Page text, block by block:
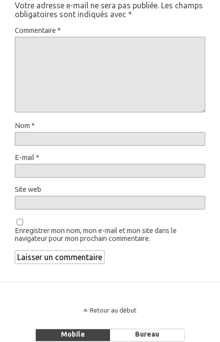
Votre adresse e-mail ne sera pas publiée. Les champs
obligatoires sont indiqués avec *
Commentaire *
Nom *
E-mail *
Site web
Enregistrer mon nom, mon e-mail et mon site dans le
navigateur pour mon prochain commentaire.
Retour au début
Mobile Bureau